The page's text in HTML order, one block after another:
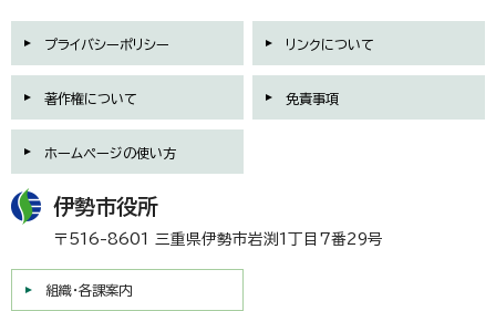
プライバシーポリシー リンクについて
著作権について 免責事項
ホームページの使い方
伊勢市役所
〒516-8601 三重県伊勢市岩渕1丁目7番29号
組織・各課案内